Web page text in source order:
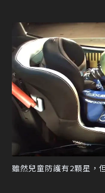
雖然兒童防護有2顆星，